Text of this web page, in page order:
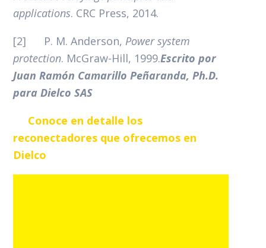
applications. CRC Press, 2014.
[2] P. M. Anderson, Power system
protection. McGraw-Hill, 1999.Escrito por
Juan Ramón Camarillo Peñaranda, Ph.D.
para Dielco SAS
Conoce en detalle los
reconectadores que ofrecemos en
Dielco